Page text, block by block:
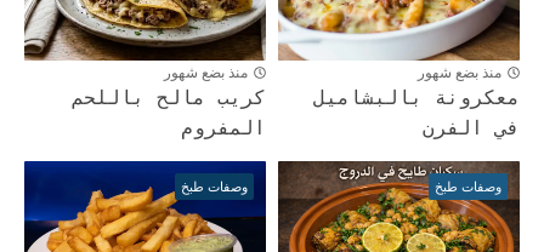
منذ بضع شهور
معكرونة بالبشاميل
في الفرن
منذ بضع شهور
كريب مالح باللحم
المفروم
وصفات طبخ وصفات طبخ